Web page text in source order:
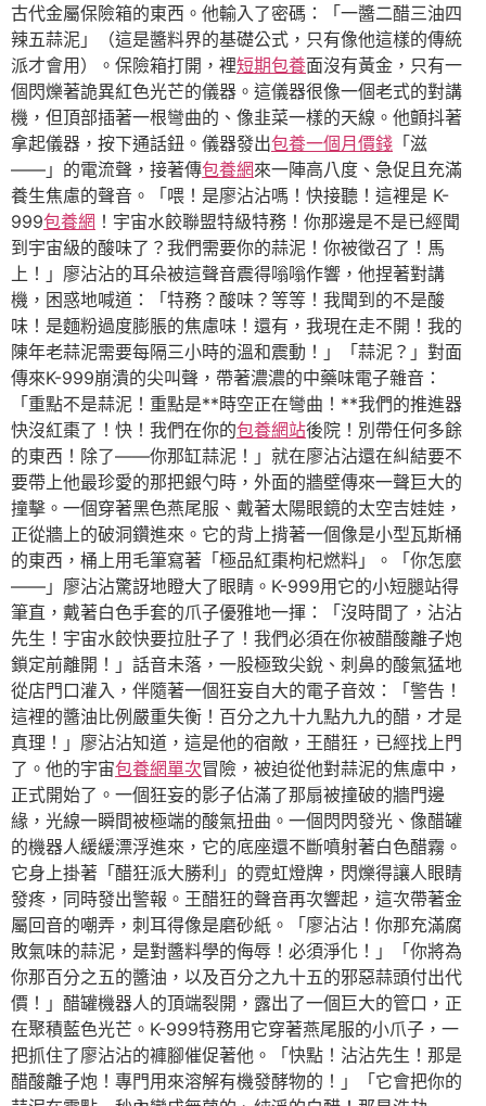
古代金屬保險箱的東西。他輸入了密碼：「一醬二醋三油四
辣五蒜泥」（這是醬料界的基礎公式，只有像他這樣的傳統
派才會用）。保險箱打開，裡短期包養面沒有黃金，只有一
個閃爍著詭異紅色光芒的儀器。這儀器很像一個老式的對講
機，但頂部插著一根彎曲的、像韭菜一樣的天線。他顫抖著
拿起儀器，按下通話鈕。儀器發出包養一個月價錢 「滋
——」的電流聲，接著傳包養網來一陣高八度、急促且充滿
養生焦慮的聲音。「喂！是廖沾沾嗎！快接聽！這裡是 K-
999包養網 ！宇宙水餃聯盟特級特務！你那邊是不是已經聞
到宇宙級的酸味了？我們需要你的蒜泥！你被徵召了！馬
上！」廖沾沾的耳朵被這聲音震得嗡嗡作響，他捏著對講
機，困惑地喊道：「特務？酸味？等等！我聞到的不是酸
味！是麵粉過度膨脹的焦慮味！還有，我現在走不開！我的
陳年老蒜泥需要每隔三小時的溫和震動！」「蒜泥？」對面
傳來K-999崩潰的尖叫聲，帶著濃濃的中藥味電子雜音：
「重點不是蒜泥！重點是**時空正在彎曲！**我們的推進器
快沒紅棗了！快！我們在你的包養網站後院！別帶任何多餘
的東西！除了——你那缸蒜泥！」就在廖沾沾還在糾結要不
要帶上他最珍愛的那把銀勺時，外面的牆壁傳來一聲巨大的
撞擊。一個穿著黑色燕尾服、戴著太陽眼鏡的太空吉娃娃，
正從牆上的破洞鑽進來。它的背上揹著一個像是小型瓦斯桶
的東西，桶上用毛筆寫著「極品紅棗枸杞燃料」。「你怎麼
——」廖沾沾驚訝地瞪大了眼睛。K-999用它的小短腿站得
筆直，戴著白色手套的爪子優雅地一揮：「沒時間了，沾沾
先生！宇宙水餃快要拉肚子了！我們必須在你被醋酸離子炮
鎖定前離開！」話音未落，一股極致尖銳、刺鼻的酸氣猛地
從店門口灌入，伴隨著一個狂妄自大的電子音效：「警告！
這裡的醬油比例嚴重失衡！百分之九十九點九九的醋，才是
真理！」廖沾沾知道，這是他的宿敵，王醋狂，已經找上門
了。他的宇宙包養網單次冒險，被迫從他對蒜泥的焦慮中，
正式開始了。一個狂妄的影子佔滿了那扇被撞破的牆門邊
緣，光線一瞬間被極端的酸氣扭曲。一個閃閃發光、像醋罐
的機器人緩緩漂浮進來，它的底座還不斷噴射著白色醋霧。
它身上掛著「醋狂派大勝利」的霓虹燈牌，閃爍得讓人眼睛
發疼，同時發出警報。王醋狂的聲音再次響起，這次帶著金
屬回音的嘲弄，刺耳得像是磨砂紙。「廖沾沾！你那充滿腐
敗氣味的蒜泥，是對醬料學的侮辱！必須淨化！」「你將為
你那百分之五的醬油，以及百分之九十五的邪惡蒜頭付出代
價！」醋罐機器人的頂端裂開，露出了一個巨大的管口，正
在聚積藍色光芒。K-999特務用它穿著燕尾服的小爪子，一
把抓住了廖沾沾的褲腳催促著他。「快點！沾沾先生！那是
醋酸離子炮！專門用來溶解有機發酵物的！」「它會把你的